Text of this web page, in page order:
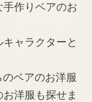
作りベアのお
ャラクターと
ベアのお洋服
洋服も探せま